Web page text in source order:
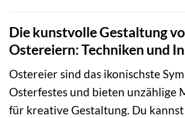
Die kunstvolle Gestaltung
Ostereiern: Techniken und
Ostereier sind das ikonischste
Osterfestes und bieten unzählige
für kreative Gestaltung. Du